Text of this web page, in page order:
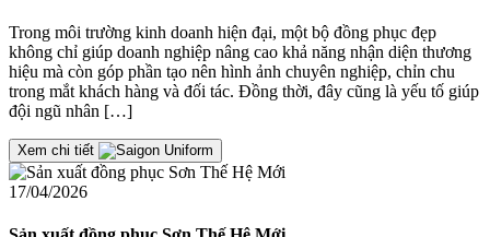
Trong môi trường kinh doanh hiện đại, một bộ đồng phục đẹp
không chỉ giúp doanh nghiệp nâng cao khả năng nhận diện thương
hiệu mà còn góp phần tạo nên hình ảnh chuyên nghiệp, chỉn chu
trong mắt khách hàng và đối tác. Đồng thời, đây cũng là yếu tố giúp
đội ngũ nhân […]
Xem chi tiết
17/04/2026